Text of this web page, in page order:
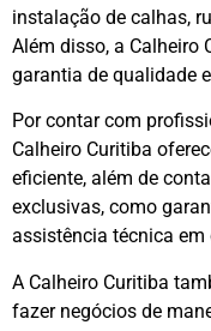
instalação de calhas,
Além disso, a Calheiro
garantia de qualidade
Por contar com
Calheiro Curitiba
eficiente, além de
exclusivas, como
assistência técnica em
A Calheiro Curitiba
fazer negócios de